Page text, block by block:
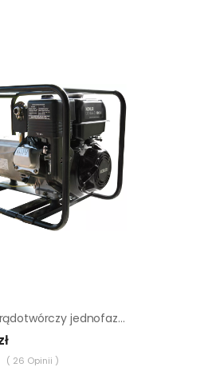
Agregat prądotwórczy jednofazowy Sumera Motor SMG-3M-K
( 26 Opinii )